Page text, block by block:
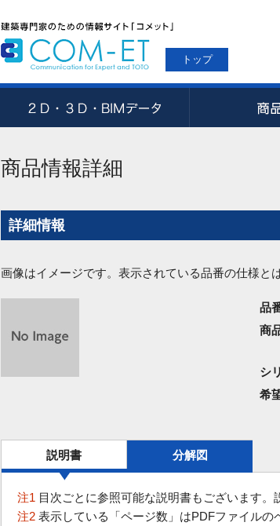
トップ
商品情報詳細
詳細情報
画像はイメージです。表示されている品番の仕様と
品
商
シ
希
説明書 分解図
注1 目次ごとに参照可能な説明書もございます。
注2 表示している「ページ数」はPDFファイルの